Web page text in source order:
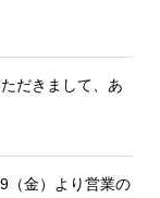
だきまして、あ
（金）より営業の